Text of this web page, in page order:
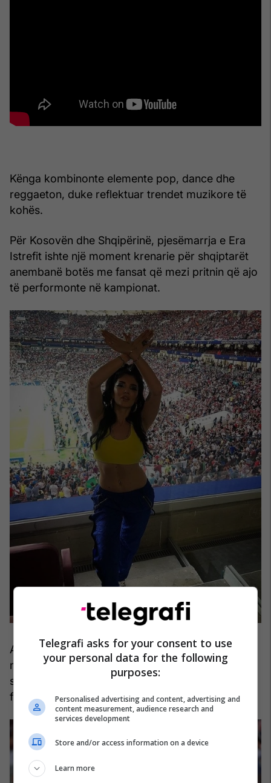
Kënga kombinonte elemente pop, dance dhe
reggaeton, duke reflektuar trendet muzikore të
kohës.
Për Kosovën dhe Shqipërinë, pjesëmarrja e Era
Istrefit ishte një moment krenarie për shqiptarët
anembanë botës me fansat që mezi pritnin që ajo
të performonte në kampionat.
Ajo madje pati thyer edhe rrjetin duke publikuar
një fotografi nga kampionati duke bërë
shqiponjën dykrenare e veshur me ngjyrat e
flamurit të Kosovës, verdhë dhe kaltër.
Telegrafi asks for your consent to use
your personal data for the following
purposes:
Personalised advertising and content, advertising and
content measurement, audience research and
services development
Store and/or access information on a device
Learn more